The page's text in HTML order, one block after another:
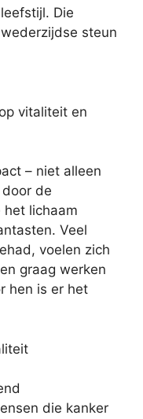
Die
steun
vitaliteit en
– niet alleen
de
lichaam
Veel
voelen zich
graag werken
hen is er het
die kanker